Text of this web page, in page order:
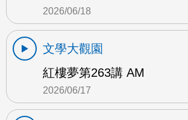
2026/06/18
文學大觀園
紅樓夢第263講 AM
2026/06/17